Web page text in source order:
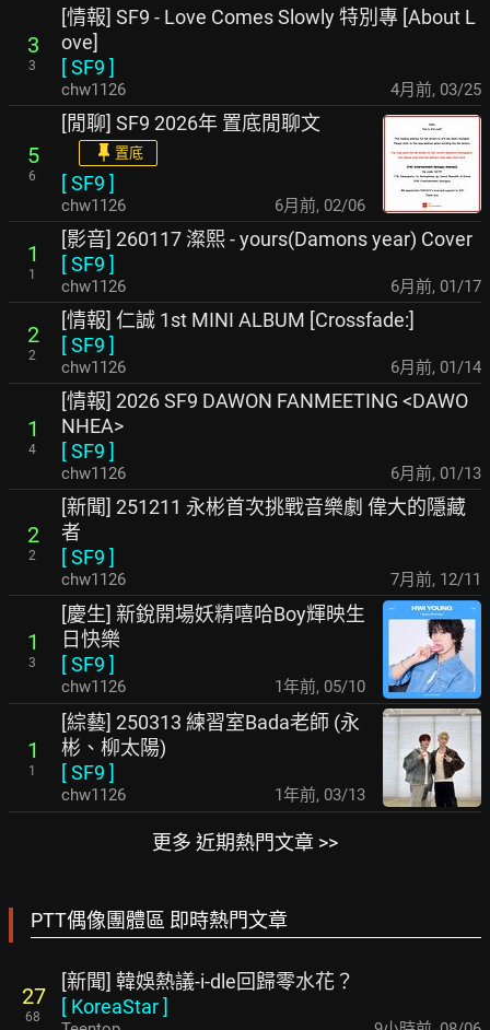
3
3
[情報] SF9 - Love Comes Slowly 特別專 [About L
ove]
[SF9 ]
chw1126 4月前, 03/25
5
6
[閒聊] SF9 2026年 置底閒聊文
置底
[SF9 ]
chw1126 6月前, 02/06
1
1
[影音] 260117 澯熙 - yours(Damons year) Cover
[SF9 ]
chw1126 6月前, 01/17
2
2
[情報] 仁誠 1st MINI ALBUM [Crossfade:]
[SF9 ]
chw1126 6月前, 01/14
1
4
[情報] 2026 SF9 DAWON FANMEETING <DAWO
NHEA>
[SF9 ]
chw1126 6月前, 01/13
2
2
[新聞] 251211 永彬首次挑戰音樂劇 偉大的隱藏
者
[SF9 ]
chw1126 7月前, 12/11
1
3
[慶生] 新銳開場妖精嘻哈Boy輝映生
日快樂
[SF9 ]
chw1126 1年前, 05/10
1
1
[綜藝] 250313 練習室Bada老師 (永
彬、柳太陽)
[SF9 ]
chw1126 1年前, 03/13
更多 近期熱門文章 >>
PTT偶像團體區 即時熱門文章
27
68
[新聞] 韓娛熱議-i-dle回歸零水花？
[ KoreaStar]